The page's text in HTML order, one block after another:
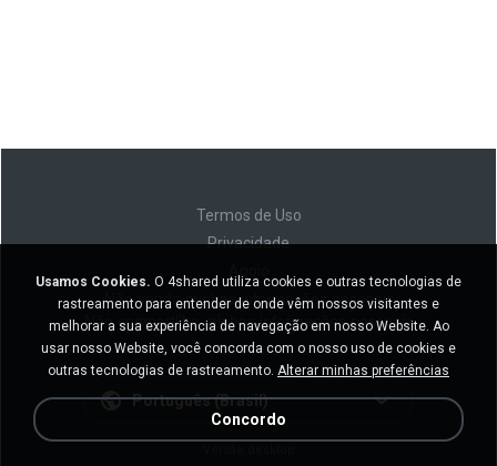
Termos de Uso
Privacidade
Não venda minhas informações pessoais
Não compartilhe minhas informações pessoais
Português (Brasil)
Usamos Cookies. O 4shared utiliza cookies e outras tecnologias de
rastreamento para entender de onde vêm nossos visitantes e
melhorar a sua experiência de navegação em nosso Website. Ao
usar nosso Website, você concorda com o nosso uso de cookies e
outras tecnologias de rastreamento. Alterar minhas preferências
Concordo